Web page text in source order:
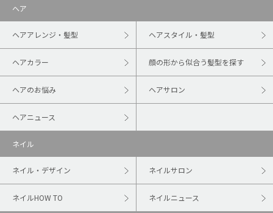
ヘア
ヘアアレンジ・髪型 ヘアスタイル・髪型
ヘアカラー 顔の形から似合う髪型を探す
ヘアのお悩み ヘアサロン
ヘアニュース
ネイル
ネイル・デザイン ネイルサロン
ネイルHOW TO ネイルニュース